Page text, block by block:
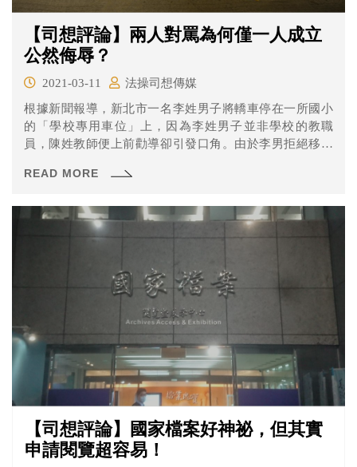
【司想評論】兩人對罵為何僅一人成立
公然侮辱？
2021-03-11
法操司想傳媒
根據新聞報導，新北市一名李姓男子將轎車停在一所國小
的「學校專用車位」上，因為李姓男子並非學校的教職
員，陳姓教師便上前勸導卻引發口角。由於李男拒絕移車
嗆「白癡」、「豬狗不如」等語句，導致雙方互相提告。
師獲判無罪，為什麼會差這麼多呢？且看法操的分析。
READ MORE
【司想評論】國家檔案好神祕，但其實
申請閱覽超容易！